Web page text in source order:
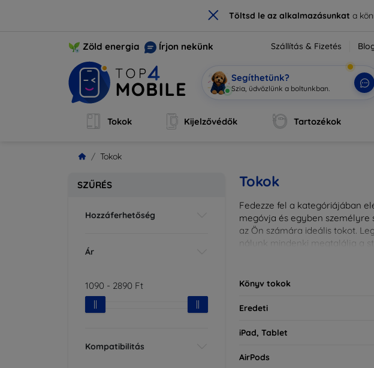
× Töltsd le az alkalmazásunkata
Zöld energia Írjon nekünk Szállítás & Fizetés
Segíthetünk?
Sz|
Tokok Kijelzővédők Tartozékok
Tokok
SZŰRÉS
Hozzáferhetőség
Ár
1090 - 2890 Ft
Kompatibilitás
Tokok
Fedezze fel a kategóriájában
megóvja és egyben személyre
az Ön számára ideális tokot.
nálunk mindenki megtalálja a
Könyv tokok
Eredeti
iPad, Tablet
AirPods